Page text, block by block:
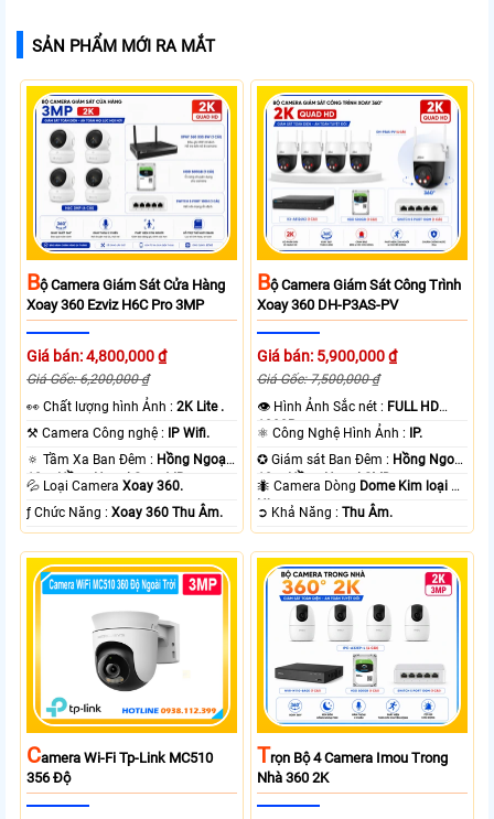
SẢN PHẨM MỚI RA MẮT
BỘ Camera Giám Sát Cửa Hàng
Xoay 360 Ezviz H6C Pro 3MP
Giá bán: 4,800,000 ₫
Giá Gốc: 6,200,000 ₫
️👀 Chất lượng hình Ảnh :2K Lite .
⚒ Camera Công nghệ :
IP Wifi.
🔅 Tầm Xa Ban Đêm : Hồng Ngoại
10m Hồng Ngoại Smart IR.
💦 Loại CameraXoay 360.
️ƒ Chức Năng :Xoay 360 Thu Âm.
BỘ Camera Giám Sát Công Trình
Xoay 360 DH-P3AS-PV
Giá bán: 5,900,000 ₫
Giá Gốc: 7,500,000 ₫
👁 Hình Ảnh Sắc nét : FULL HD
1080P .
⚛️ Công Nghệ Hình Ảnh :
IP.
✪ Giám sát Ban Đêm : Hồng Ngoại
10m Hồng Ngoại SMD.
🐜 Camera Dòng Dome Kim loại +
Nhựa.
️➲ Khả Năng :Thu Âm.
CAmera Wi-Fi Tp-Link MC510
356 Độ
TRọn Bộ 4 Camera Imou Trong
Nhà 360 2K